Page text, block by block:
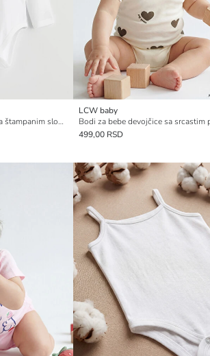
Bodi za bebe devojčice sa štampanim sloganom na kopčanje
LCW baby
499,00 RSD